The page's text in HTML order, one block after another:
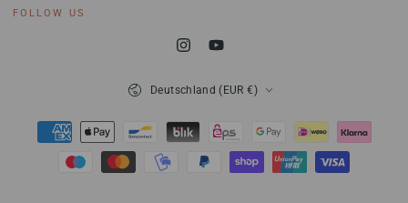
FOLLOW US
InstagramYouTube
Deutschland (EUR €)
Zahlungsmöglichkeiten